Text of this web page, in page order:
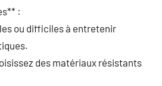
:
ou difficiles à entretenir
des matériaux résistants